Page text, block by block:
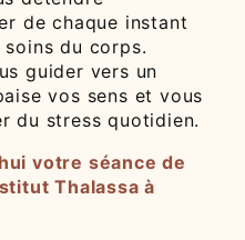
de chaque instant
du corps.
guider vers un
vos sens et vous
du stress quotidien.
votre séance de
Thalassa à